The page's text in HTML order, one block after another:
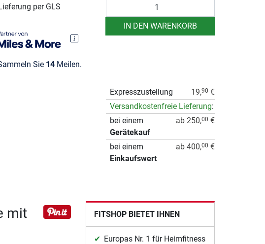
per GLS
Sie 14Meilen.
IN DEN WARENKORB
Expresszustellung 19,90 €
Versandkostenfreie Lieferung:
bei einem
Gerätekauf
ab 250,00 €
bei einem
Einkaufswert
ab 400,00 €
mit
FITSHOP BIETET IHNEN
Europas Nr. 1 für Heimfitness